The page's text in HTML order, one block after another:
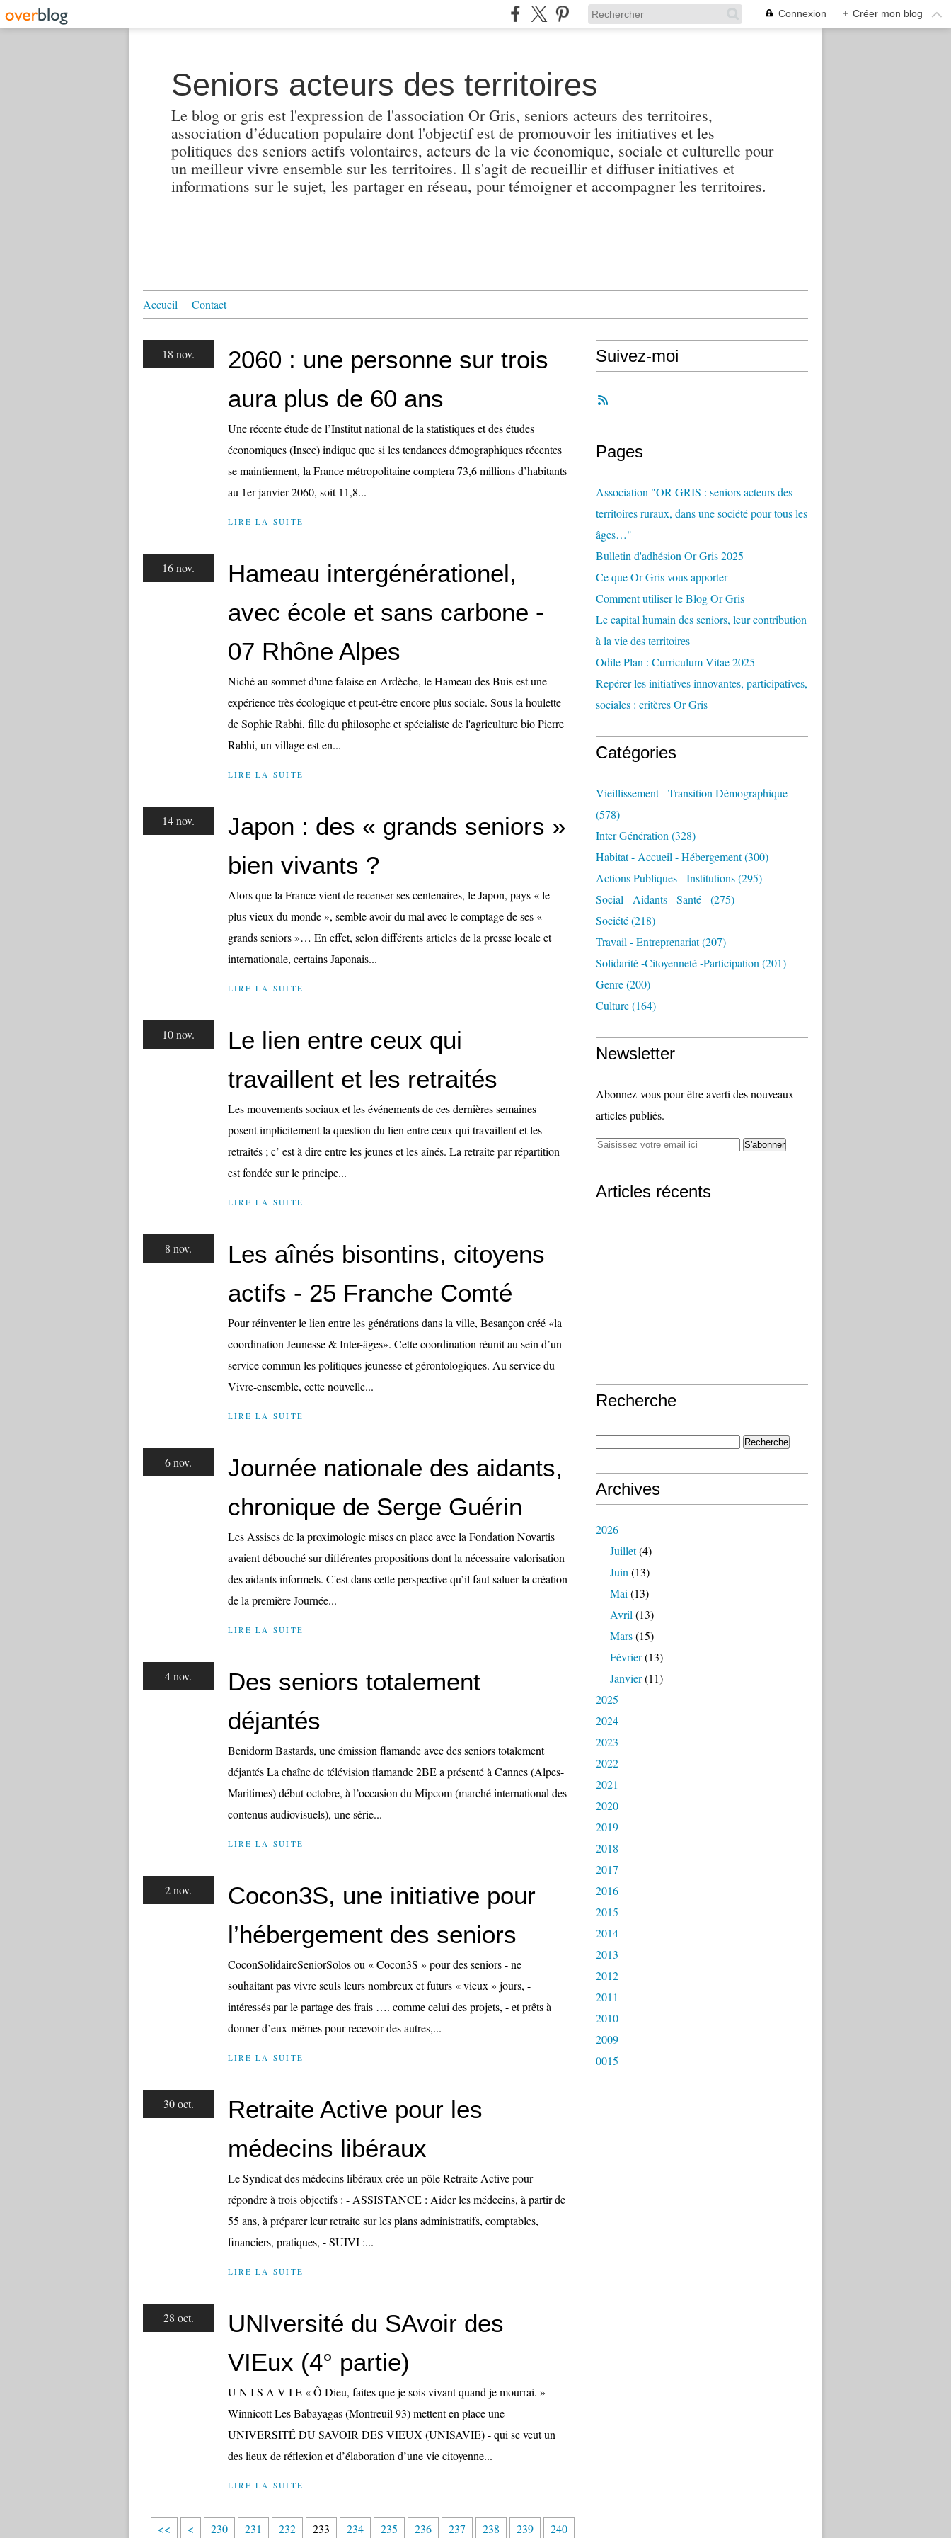
Connexion + Créer mon blog
Seniors acteurs des territoires
Le blog or gris est l'expression de l'association Or Gris, seniors acteurs des territoires,
association d’éducation populaire dont l'objectif est de promouvoir les initiatives et les
politiques des seniors actifs volontaires, acteurs de la vie économique, sociale et culturelle pour
un meilleur vivre ensemble sur les territoires. Il s'agit de recueillir et diffuser initiatives et
informations sur le sujet, les partager en réseau, pour témoigner et accompagner les territoires.
Accueil Contact
18 nov.
2060 : une personne sur trois
aura plus de 60 ans
Une récente étude de l’Institut national de la statistiques et des études
économiques (Insee) indique que si les tendances démographiques récentes
se maintiennent, la France métropolitaine comptera 73,6 millions d’habitants
au 1er janvier 2060, soit 11,8...
LIRE LA SUITE
16 nov.
Hameau intergénérationel,
avec école et sans carbone -
07 Rhône Alpes
Niché au sommet d'une falaise en Ardèche, le Hameau des Buis est une
expérience très écologique et peut-être encore plus sociale. Sous la houlette
de Sophie Rabhi, fille du philosophe et spécialiste de l'agriculture bio Pierre
Rabhi, un village est en...
LIRE LA SUITE
14 nov.
Japon : des « grands seniors »
bien vivants ?
Alors que la France vient de recenser ses centenaires, le Japon, pays « le
plus vieux du monde », semble avoir du mal avec le comptage de ses «
grands seniors »… En effet, selon différents articles de la presse locale et
internationale, certains Japonais...
LIRE LA SUITE
10 nov.
Le lien entre ceux qui
travaillent et les retraités
Les mouvements sociaux et les événements de ces dernières semaines
posent implicitement la question du lien entre ceux qui travaillent et les
retraités ; c’ est à dire entre les jeunes et les aînés. La retraite par répartition
est fondée sur le principe...
LIRE LA SUITE
8 nov.
Les aînés bisontins, citoyens
actifs - 25 Franche Comté
Pour réinventer le lien entre les générations dans la ville, Besançon créé «la
coordination Jeunesse & Inter-âges». Cette coordination réunit au sein d’un
service commun les politiques jeunesse et gérontologiques. Au service du
Vivre-ensemble, cette nouvelle...
LIRE LA SUITE
6 nov.
Journée nationale des aidants,
chronique de Serge Guérin
Les Assises de la proximologie mises en place avec la Fondation Novartis
avaient débouché sur différentes propositions dont la nécessaire valorisation
des aidants informels. C'est dans cette perspective qu’il faut saluer la création
de la première Journée...
LIRE LA SUITE
4 nov.
Des seniors totalement
déjantés
Benidorm Bastards, une émission flamande avec des seniors totalement
déjantés La chaîne de télévision flamande 2BE a présenté à Cannes (Alpes-
Maritimes) début octobre, à l’occasion du Mipcom (marché international des
contenus audiovisuels), une série...
LIRE LA SUITE
2 nov.
Cocon3S, une initiative pour
l’hébergement des seniors
CoconSolidaireSeniorSolos ou « Cocon3S » pour des seniors - ne
souhaitant pas vivre seuls leurs nombreux et futurs « vieux » jours, -
intéressés par le partage des frais …. comme celui des projets, - et prêts à
donner d’eux-mêmes pour recevoir des autres,...
LIRE LA SUITE
30 oct.
Retraite Active pour les
médecins libéraux
Le Syndicat des médecins libéraux crée un pôle Retraite Active pour
répondre à trois objectifs : - ASSISTANCE : Aider les médecins, à partir de
55 ans, à préparer leur retraite sur les plans administratifs, comptables,
financiers, pratiques, - SUIVI :...
LIRE LA SUITE
28 oct.
UNIversité du SAvoir des
VIEux (4° partie)
U N I S A V I E « Ô Dieu, faites que je sois vivant quand je mourrai. »
Winnicott Les Babayagas (Montreuil 93) mettent en place une
UNIVERSITÉ DU SAVOIR DES VIEUX (UNISAVIE) - qui se veut un
des lieux de réflexion et d’élaboration d’une vie citoyenne...
LIRE LA SUITE
<< < 2
2
2
230 231 232 233 234 235 236 237 238 239 240
Suivez-moi
Pages
Association "OR GRIS : seniors acteurs des
territoires ruraux, dans une société pour tous les
âges…"
Bulletin d'adhésion Or Gris 2025
Ce que Or Gris vous apporter
Comment utiliser le Blog Or Gris
Le capital humain des seniors, leur contribution
à la vie des territoires
Odile Plan : Curriculum Vitae 2025
Repérer les initiatives innovantes, participatives,
sociales : critères Or Gris
Catégories
Vieillissement - Transition Démographique
(578)
Inter Génération (328)
Habitat - Accueil - Hébergement(300)
Actions Publiques - Institutions(295)
Social - Aidants - Santé -(275)
Société(218)
Travail - Entreprenariat(207)
Solidarité -citoyenneté -participation (201)
Genre(200)
Culture(164)
Newsletter
Abonnez-vous pour être averti des nouveaux
articles publiés.
Articles récents
Recherche
Archives
2026
Juillet(4)
Juin (13)
Mai (13)
Avril (13)
Mars(15)
Février(13)
Janvier(11)
2025
2024
2023
2022
2021
2020
2019
2018
2017
2016
2015
2014
2013
2012
2011
2010
2009
0015